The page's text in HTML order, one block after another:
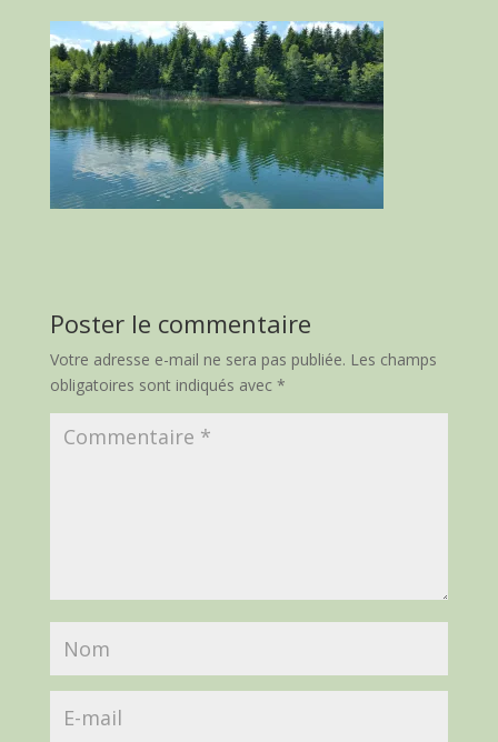
Poster le commentaire
Votre adresse e-mail ne sera pas publiée. Les champs
obligatoires sont indiqués avec *